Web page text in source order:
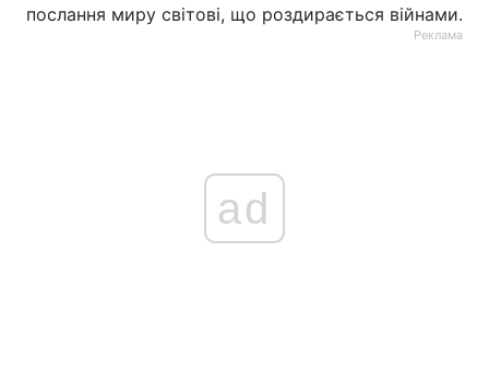
послання миру світові, що роздирається війнами.
Реклама
ad